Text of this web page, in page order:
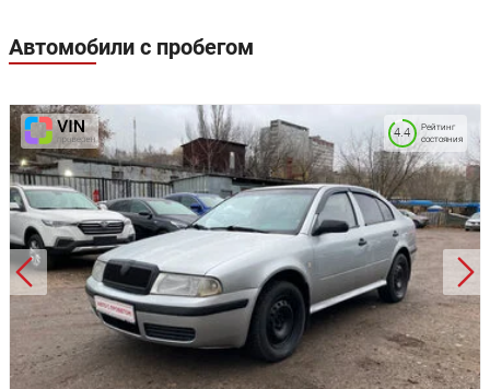
Автомобили с пробегом
Рейтинг
состояния
4.4